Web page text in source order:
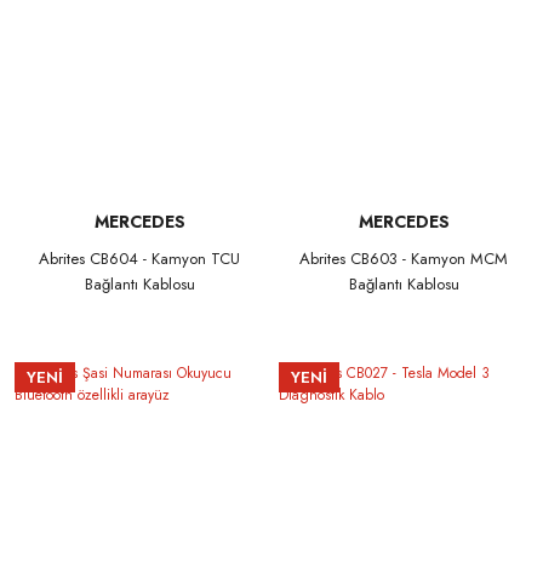
MERCEDES
Abrites CB604 - Kamyon TCU
Bağlantı Kablosu
MERCEDES
Abrites CB603 - Kamyon MCM
Bağlantı Kablosu
YENİ YENİ